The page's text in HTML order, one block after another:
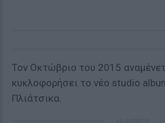
Τον Οκτώβριο του 2015
κυκλοφορήσει το νέο studio
Πλιάτσικα.